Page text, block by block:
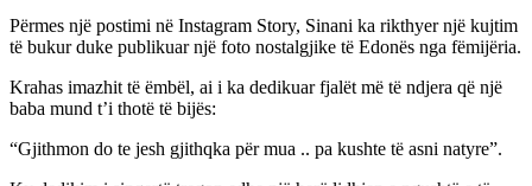
Përmes një postimi në Instagram Story, Sinani ka rikthyer një kujtim
të bukur duke publikuar një foto nostalgjike të Edonës nga fëmijëria.
Krahas imazhit të ëmbël, ai i ka dedikuar fjalët më të ndjera që një
baba mund t’i thotë të bijës:
“Gjithmon do te jesh gjithqka për mua .. pa kushte të asni natyre”.